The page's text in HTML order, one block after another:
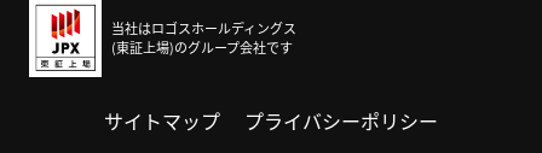
当社はロゴスホールディングス
(東証上場)のグループ会社です
サイトマップ プライバシーポリシー